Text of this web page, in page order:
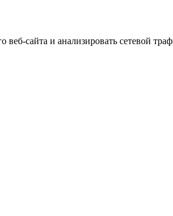
сайта и анализировать сетевой